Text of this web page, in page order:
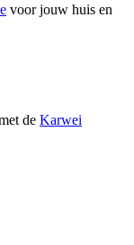
voor jouw huis en
de Karwei